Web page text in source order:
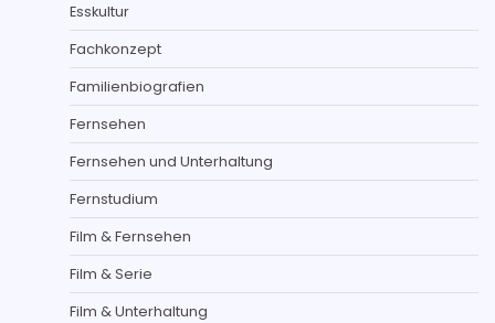
Esskultur
Fachkonzept
Familienbiografien
Fernsehen
Fernsehen und Unterhaltung
Fernstudium
Film & Fernsehen
Film & Serie
Film & Unterhaltung